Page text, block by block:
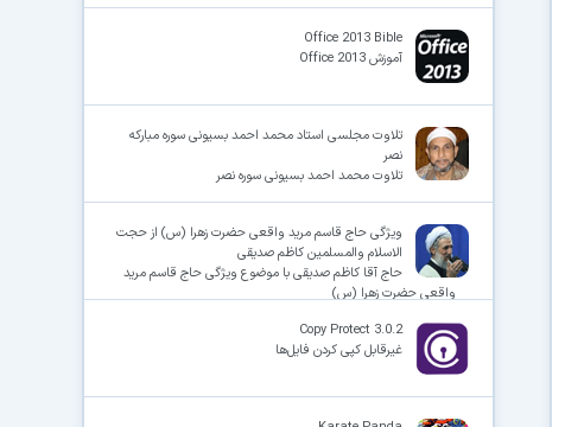
Office 2013 Bible
آموزش Office 2013
تلاوت مجلسی استاد محمد احمد بسیونی سوره مبارکه
نصر
تلاوت محمد احمد بسیونی سوره نصر
ویژگی حاج قاسم مرید واقعی حضرت زهرا (س) از حجت
الاسلام والمسلمین کاظم صدیقی
حاج آقا کاظم صدیقی با موضوع ویژگی حاج قاسم مرید
واقعی حضرت زهرا (س)
Copy Protect 3.0.2
غیرقابل کپی کردن فایل‌ها